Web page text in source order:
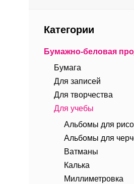
Категории
Бумажно-беловая
Бумага
Для записей
Для творчества
Для учебы
Альбомы для
Альбомы для
Ватманы
Калька
Миллиметровка